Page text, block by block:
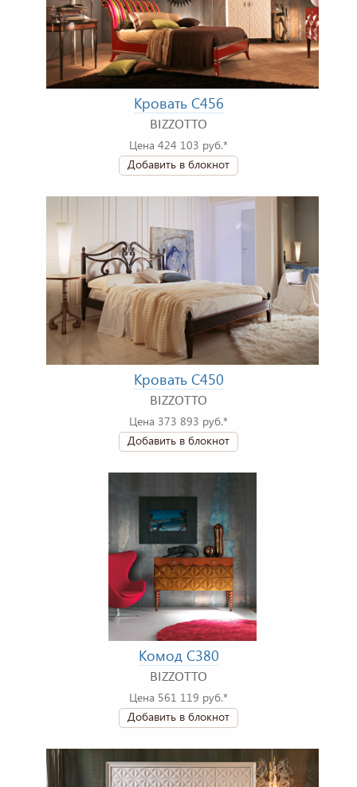
Кровать C456
BIZZOTTO
Цена 424 103 руб.*
Добавить в блокнот
Кровать C450
BIZZOTTO
Цена 373 893 руб.*
Добавить в блокнот
Комод C380
BIZZOTTO
Цена 561 119 руб.*
Добавить в блокнот